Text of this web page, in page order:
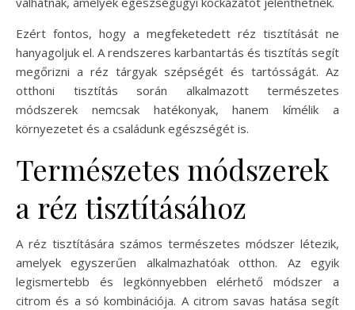
Ezért fontos, hogy a megfeketedett réz tisztítását ne
hanyagoljuk el. A rendszeres karbantartás és tisztítás segít
megőrizni a réz tárgyak szépségét és tartósságát. Az
otthoni tisztítás során alkalmazott természetes
módszerek nemcsak hatékonyak, hanem kímélik a
környezetet és a családunk egészségét is.
Természetes módszerek
a réz tisztításához
A réz tisztítására számos természetes módszer létezik,
amelyek egyszerűen alkalmazhatóak otthon. Az egyik
legismertebb és legkönnyebben elérhető módszer a
citrom és a só kombinációja. A citrom savas hatása segít